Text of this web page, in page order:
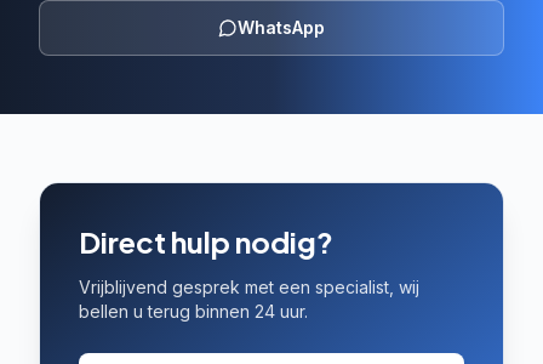
WhatsApp
Direct hulp nodig?
Vrijblijvend gesprek met een specialist, wij
bellen u terug binnen 24 uur.